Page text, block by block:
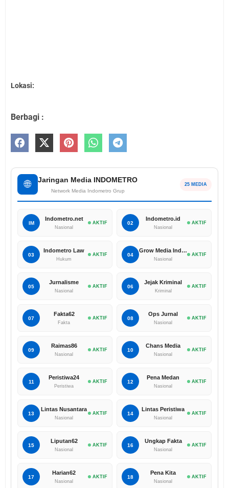
Lokasi:
Berbagi :
🌐 Jaringan Media INDOMETRO
Network Media Indometro Grup
25 MEDIA
IM
Indometro.net
Nasional
AKTIF 02
Indometro.id
Nasional
AKTIF
03
Indometro Law
Hukum
AKTIF 04
Grow Media Indonesia
Nasional
AKTIF
05
Jurnalisme
Nasional
AKTIF 06
Jejak Kriminal
Kriminal
AKTIF
07
Fakta62
Fakta
AKTIF 08
Ops Jurnal
Nasional
AKTIF
09
Raimas86
Nasional
AKTIF 10
Chans Media
Nasional
AKTIF
11
Peristiwa24
Peristiwa
AKTIF 12
Pena Medan
Nasional
AKTIF
13
Lintas Nusantara
Nasional
AKTIF 14
Lintas Peristiwa
Nasional
AKTIF
15
Liputan62
Nasional
AKTIF 16
Ungkap Fakta
Nasional
AKTIF
17
Harian62
Nasional
AKTIF 18
Pena Kita
Nasional
AKTIF